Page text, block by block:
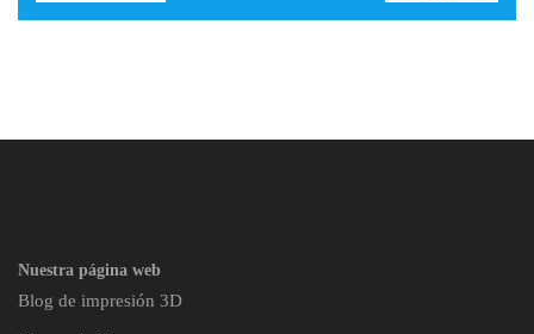
Nuestra página web
Blog de impresión 3D